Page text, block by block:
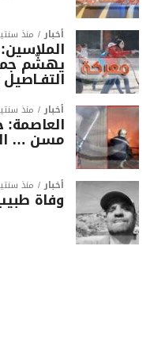
أخبار منذ
يهشّم
أخبار منذ
مسن …
أخبار منذ
وفاة